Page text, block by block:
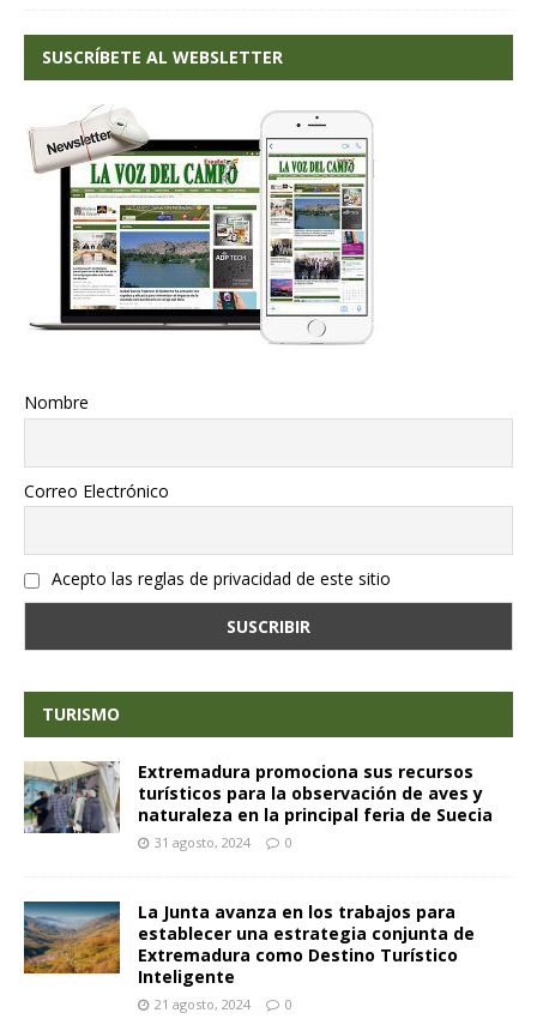
SUSCRÍBETE AL WEBSLETTER
Nombre
Correo Electrónico
Acepto las reglas de privacidad de este sitio
TURISMO
Extremadura promociona sus recursos
turísticos para la observación de aves y
naturaleza en la principal feria de Suecia
31 agosto, 2024 0
La Junta avanza en los trabajos para
establecer una estrategia conjunta de
Extremadura como Destino Turístico
Inteligente
21 agosto, 2024 0